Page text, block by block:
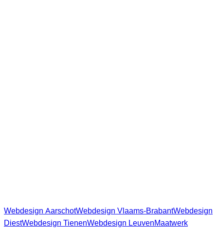
Webdesign AarschotWebdesign Vlaams-BrabantWebdesign
DiestWebdesign TienenWebdesign LeuvenMaatwerk